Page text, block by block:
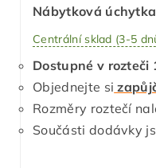
Nábytková
Centrální sklad (3-5
Dostupné v rozteči
Objednejte si
Rozměry roztečí
Součásti dodávky